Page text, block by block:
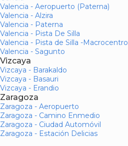
Valencia - Aeropuerto (Paterna)
Valencia - Alzira
Valencia - Paterna
Valencia - Pista De Silla
Valencia - Pista de Silla -Macrocentro
Valencia - Sagunto
Vizcaya
Vizcaya - Barakaldo
Vizcaya - Basauri
Vizcaya - Erandio
Zaragoza
Zaragoza - Aeropuerto
Zaragoza - Camino Enmedio
Zaragoza - Ciudad Automóvil
Zaragoza - Estación Delicias